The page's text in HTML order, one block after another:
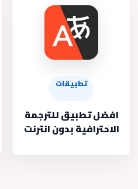
تطبيقات
افضل تطبيق للترجمة
الاحترافية بدون انترنت